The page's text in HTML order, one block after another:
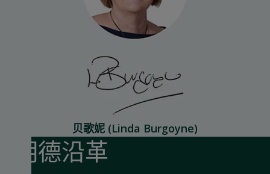
贝歌妮 (Linda Burgoyne)
明德沿革